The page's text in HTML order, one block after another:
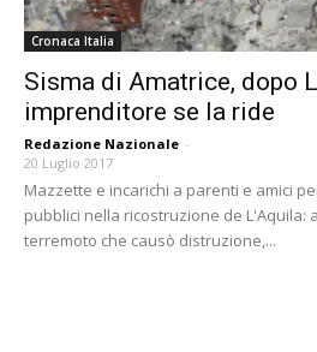
Cronaca Italia
Sisma di Amatrice, dopo
imprenditore se la ride
Redazione Nazionale -
20 Luglio 2017
Mazzette e incarichi a parenti e amici
pubblici nella ricostruzione de L'Aquila:
terremoto che causò distruzione,...